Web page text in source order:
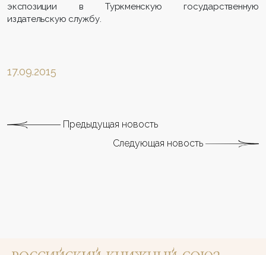
экспозиции в Туркменскую государственную
издательскую службу.
17.09.2015
Предыдущая новость
Следующая новость